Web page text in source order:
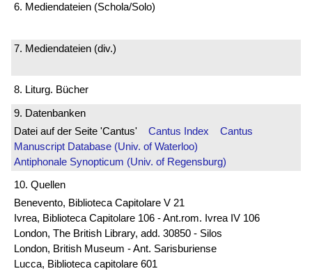
6. Mediendateien (Schola/Solo)
7. Mediendateien (div.)
8. Liturg. Bücher
9. Datenbanken
Datei auf der Seite 'Cantus' Cantus Index
Cantus
Manuscript Database (Univ. of Waterloo)
Antiphonale Synopticum (Univ. of Regensburg)
10. Quellen
Benevento, Biblioteca Capitolare V 21
Ivrea, Biblioteca Capitolare 106 - Ant.rom. Ivrea IV 106
London, The British Library, add. 30850 - Silos
London, British Museum - Ant. Sarisburiense
Lucca, Biblioteca capitolare 601